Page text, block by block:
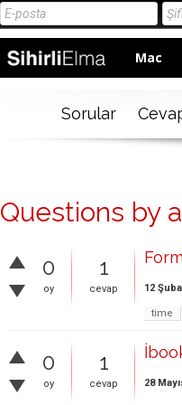
Mac
Sorular
Questions by
0
oy
1
cevap 12
time
0
oy
1
cevap 28